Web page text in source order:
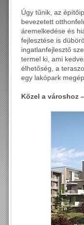
Úgy tűnik, az
bevezetett
áremelkedése és
fejlesztése is
ingatlanfejlesztő
termel ki, ami
élhetőség, a
egy lakópark
Közel a városhoz